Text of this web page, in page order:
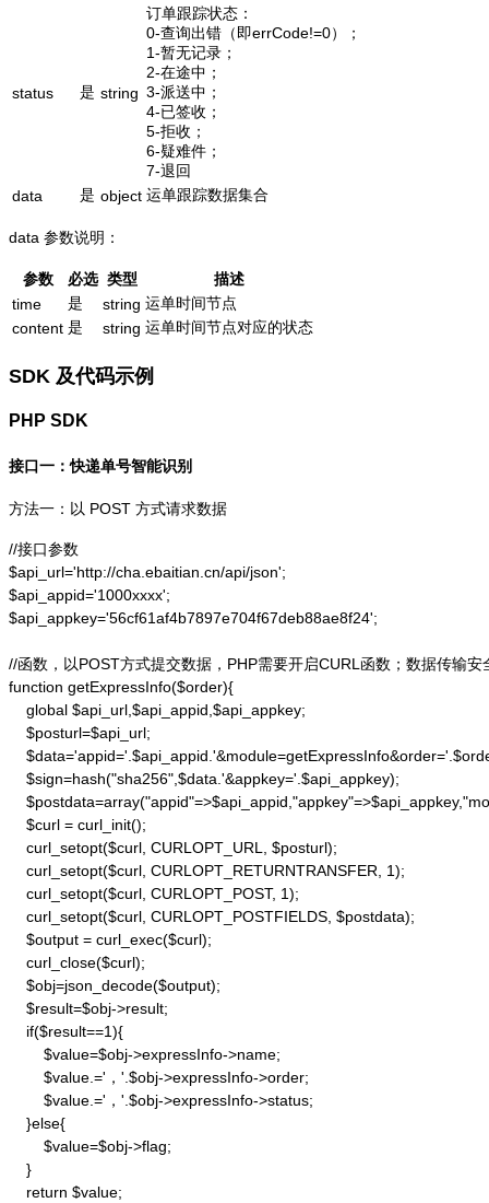
status 是 string
订单跟踪状态：
0-查询出错（即errCode!=0）；
1-暂无记录；
2-在途中；
3-派送中；
4-已签收；
5-拒收；
6-疑难件；
7-退回
data
是 object 运单跟踪数据集合
data 参数说明：
参数 必选 类型
描述
time
是 string 运单时间节点
content 是 string 运单时间节点对应的状态
SDK 及代码示例
PHP SDK
接口一：快递单号智能识别
方法一：以 POST 方式请求数据
//接口参数
$api_url='http://cha.ebaitian.cn/api/json';
$api_appid='1000xxxx';
$api_appkey='56cf61af4b7897e704f67deb88ae8f24';
//函数，以POST方式提交数据，PHP需要开启CURL函数；数据传输安
function getExpressInfo($order){
    global $api_url,$api_appid,$api_appkey;
    $posturl=$api_url;
    $sign=hash("sha256",$data.'&appkey='.$api_appkey);
    $curl = curl_init();
    curl_setopt($curl, CURLOPT_URL, $posturl);
    curl_setopt($curl, CURLOPT_RETURNTRANSFER, 1);
    curl_setopt($curl, CURLOPT_POST, 1);
    curl_setopt($curl, CURLOPT_POSTFIELDS, $postdata);
    $output = curl_exec($curl);
    curl_close($curl);
    $obj=json_decode($output);
    $result=$obj->result;
    if($result==1){
        $value=$obj->expressInfo->name;
        $value.='，'.$obj->expressInfo->order;
        $value.='，'.$obj->expressInfo->status;
    }else{
        $value=$obj->flag;
    }
    return $value;